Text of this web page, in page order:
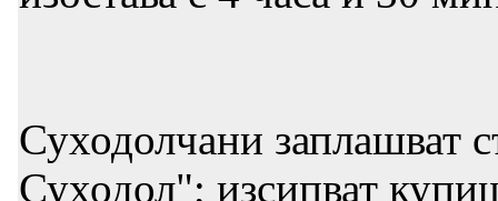
Суходолчани заплашват
Суходол"; изсипват